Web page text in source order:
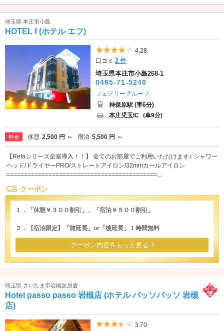
埼玉県 本庄市小島
HOTEL f (ホテル エフ)
5つ星のうち4
4.28
口コミ2 件
埼玉県本庄市小島268-1
0495-71-5240
フェアリーグループ
神保原駅 (車6分)
本庄児玉IC (車9分)
料金 休憩 2,500 円 ～ 宿泊 5,500 円 ～
【Refaシリーズ全室導入！！】 全てのお部屋でご利用いただけます♪ シャワー
ヘッド/ドライヤーPRO/ストレートアイロン/32mmカールアイロン
===========================================...
クーポン
１．「休憩￥３００割引」、「宿泊￥５００割引」
２．【宿泊限定】「前延長」or「後延長」１時間無料
クーポン内容をもっと見る
埼玉県 さいたま市岩槻区加倉
Hotel passo passo 岩槻店 (ホテル パッソパッソ 岩槻
店)
5つ星のうち3.5
3.70